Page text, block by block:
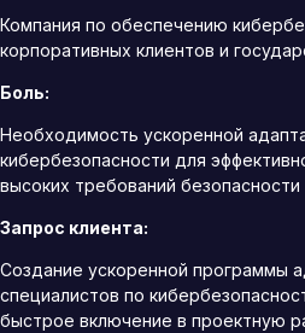
Компания по обеспечению
корпоративных клиентов и
Боль:
Необходимость ускоренной
кибербезопасности для
высоких требований безопасности
Запрос клиента:
Создание ускоренной программы
специалистов по
быстрое включение в проектную